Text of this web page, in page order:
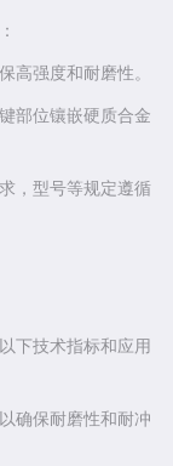
高强度和耐磨性。
部位镶嵌硬质合金
，型号等规定遵循
下技术指标和应用
确保耐磨性和耐冲